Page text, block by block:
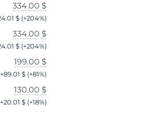
334.00 $
$(+204%)
334.00 $
$(+204%)
199.00 $
+89.01 $(+81%)
130.00 $
+20.01 $(+18%)